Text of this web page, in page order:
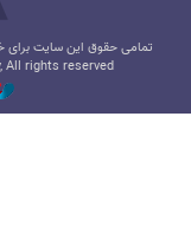
تمامی حقوق این سایت برای
All rights reserved